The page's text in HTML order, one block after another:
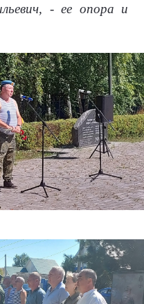
- ее опора и